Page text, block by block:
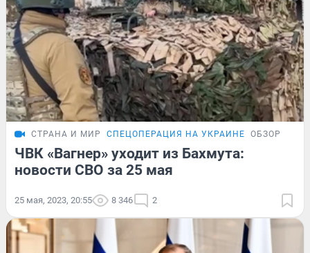
СТРАНА И МИР СПЕЦОПЕРАЦИЯ НА УКРАИНЕ ОБЗОР
ЧВК «Вагнер» уходит из Бахмута:
новости СВО за 25 мая
25 мая, 2023, 20:55 8 346 2